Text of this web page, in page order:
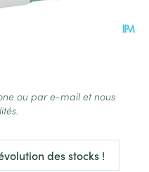
des stocks !
ou par e-mail et nous